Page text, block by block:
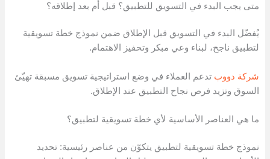
متى يجب البدء في التسويق للتطبيق؟ قبل أم بعد إطلاقه؟
يُفضّل البدء في التسويق قبل الإطلاق ضمن نموذج خطة تسويقية
لتطبيق ناجح، لبناء وعي مبكر وتحفيز الاهتمام.
شركة دووب تدعم العملاء في وضع استراتيجية تسويق مسبقة تهيّئ
السوق وتزيد فرص نجاح التطبيق عند الإطلاق.
ما هي العناصر الأساسية لأي خطة تسويقية لتطبيق؟
نموذج خطة تسويقية لتطبيق يتكوّن من عناصر رئيسية: تحديد